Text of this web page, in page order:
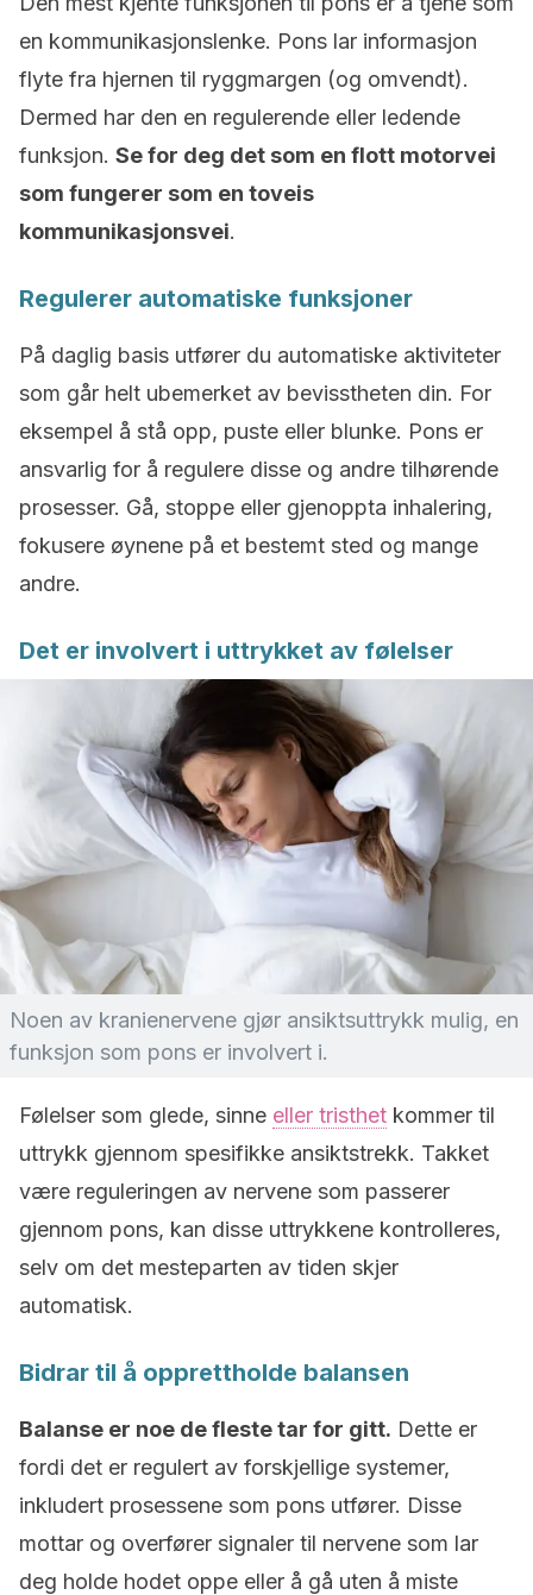
en kommunikasjonslenke. Pons lar informasjon
flyte fra hjernen til ryggmargen (og omvendt).
Dermed har den en regulerende eller ledende
funksjon. Se for deg det som en flott motorvei
som fungerer som en toveis
kommunikasjonsvei.
Regulerer automatiske funksjoner
På daglig basis utfører du automatiske aktiviteter
som går helt ubemerket av bevisstheten din. For
eksempel å stå opp, puste eller blunke. Pons er
ansvarlig for å regulere disse og andre tilhørende
prosesser. Gå, stoppe eller gjenoppta inhalering,
fokusere øynene på et bestemt sted og mange
andre.
Det er involvert i uttrykket av følelser
Noen av kranienervene gjør ansiktsuttrykk mulig, en
funksjon som pons er involvert i.
Følelser som glede, sinne eller tristhet kommer til
uttrykk gjennom spesifikke ansiktstrekk. Takket
være reguleringen av nervene som passerer
gjennom pons, kan disse uttrykkene kontrolleres,
selv om det mesteparten av tiden skjer
automatisk.
Bidrar til å opprettholde balansen
Balanse er noe de fleste tar for gitt. Dette er
fordi det er regulert av forskjellige systemer,
inkludert prosessene som pons utfører. Disse
mottar og overfører signaler til nervene som lar
deg holde hodet oppe eller å gå uten å miste